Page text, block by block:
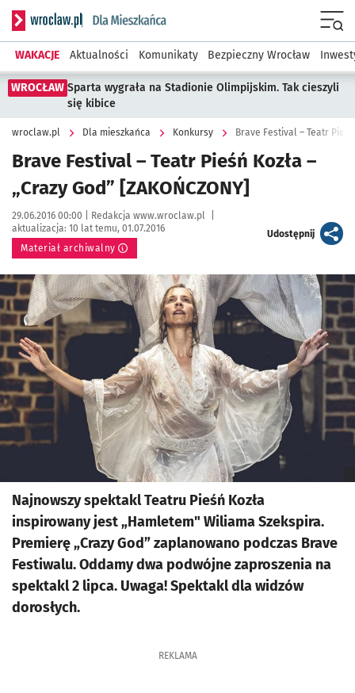
Serwis informacyjny wroclaw.pl podserwis: Dla mieszkańca
WAKACJE Aktualności Komunikaty Bezpieczny Wrocław
WROCŁAW Sparta wygrała na Stadionie Olimpijskim. Tak cieszyli
się kibice
wroclaw.pl Dla mieszkańca Konkursy Brave Festival – Teatr Pieśń
Brave Festival – Teatr Pieśń Kozła –
„Crazy God” [ZAKOŃCZONY]
Data publikacji:
29.06.2016 00:00 | Autor:
Redakcja www.wroclaw.pl
aktualizacja: 10 lat temu, 01.07.2016
Materiał archiwalny
Udostępnijartykuł
Kliknij, aby powiększyć
Najnowszy spektakl Teatru Pieśń Kozła
inspirowany jest „Hamletem" Wiliama Szekspira.
Premierę „Crazy God” zaplanowano podczas Brave
Festiwalu. Oddamy dwa podwójne zaproszenia na
spektakl 2 lipca. Uwaga! Spektakl dla widzów
dorosłych.
REKLAMA